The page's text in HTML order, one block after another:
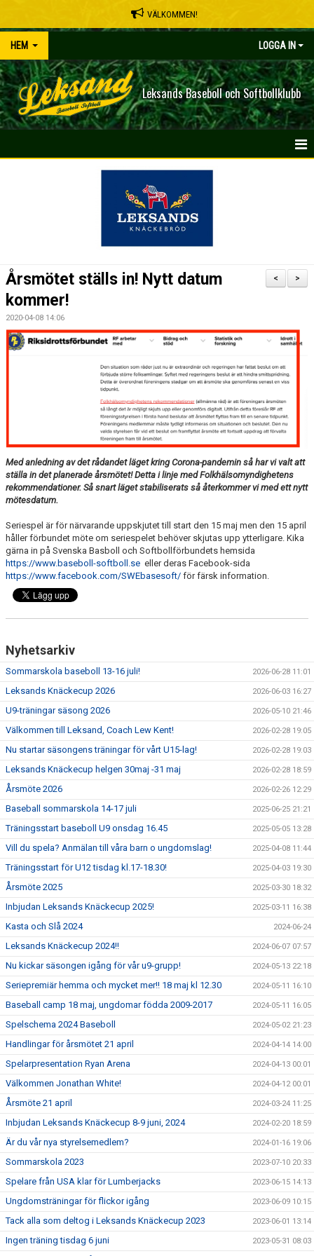
VÄLKOMMEN!
HEM LOGGA IN
Leksands Baseboll och Softbollklubb
KONTAKT
HITTA TILL VÅRA PLANER
DOKUMENT
KLUBBKLÄDER
>
<
Årsmötet ställs in! Nytt datum
kommer!
2020-04-08 14:06
Med anledning av det rådandet läget kring Corona-pandemin så har vi valt att
ställa in det planerade årsmötet! Detta i linje med Folkhälsomyndighetens
rekommendationer. Så snart läget stabiliserats så återkommer vi med ett nytt
mötesdatum.
Seriespel är för närvarande uppskjutet till start den 15 maj men den 15 april
håller förbundet möte om seriespelet behöver skjutas upp ytterligare. Kika
gärna in på Svenska Basboll och Softbollförbundets hemsida
https://www.baseboll-softboll.se eller deras Facebook-sida
https://www.facebook.com/SWEbasesoft/ för färsk information.
Nyhetsarkiv
Sommarskola baseboll 13-16 juli! 2026-06-28 11:01
Leksands Knäckecup 2026 2026-06-03 16:27
U9-träningar säsong 2026 2026-05-10 21:46
Välkommen till Leksand, Coach Lew Kent! 2026-02-28 19:05
Nu startar säsongens träningar för vårt U15-lag! 2026-02-28 19:03
Leksands Knäckecup helgen 30maj -31 maj 2026-02-28 18:59
Årsmöte 2026 2026-02-26 12:29
Baseball sommarskola 14-17 juli 2025-06-25 21:21
Träningsstart baseboll U9 onsdag 16.45 2025-05-05 13:28
Vill du spela? Anmälan till våra barn o ungdomslag! 2025-04-08 11:44
Träningsstart för U12 tisdag kl.17-18.30! 2025-04-03 19:30
Årsmöte 2025 2025-03-30 18:32
Inbjudan Leksands Knäckecup 2025! 2025-03-11 16:38
Kasta och Slå 2024 2024-06-24
Leksands Knäckecup 2024!! 2024-06-07 07:57
Nu kickar säsongen igång för vår u9-grupp! 2024-05-13 22:18
Seriepremiär hemma och mycket mer!! 18 maj kl 12.30 2024-05-11 16:10
Baseball camp 18 maj, ungdomar födda 2009-2017 2024-05-11 16:05
Spelschema 2024 Baseboll 2024-05-02 21:23
Handlingar för årsmötet 21 april 2024-04-14 14:00
Spelarpresentation Ryan Arena 2024-04-13 00:01
Välkommen Jonathan White! 2024-04-12 00:01
Årsmöte 21 april 2024-03-24 11:25
Inbjudan Leksands Knäckecup 8-9 juni, 2024 2024-02-20 18:59
Är du vår nya styrelsemedlem? 2024-01-16 19:06
Sommarskola 2023 2023-07-10 20:33
Spelare från USA klar för Lumberjacks 2023-06-15 14:13
Ungdomsträningar för flickor igång 2023-06-09 10:15
Tack alla som deltog i Leksands Knäckecup 2023 2023-06-01 13:14
Ingen träning tisdag 6 juni 2023-05-31 08:03